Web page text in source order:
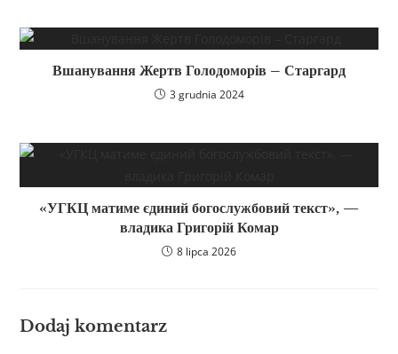
Вшанування Жертв Голодоморів – Старгард
3 grudnia 2024
«УГКЦ матиме єдиний богослужбовий текст», —
владика Григорій Комар
8 lipca 2026
Dodaj komentarz